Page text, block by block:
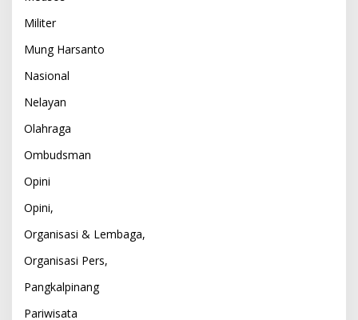
Militer
Mung Harsanto
Nasional
Nelayan
Olahraga
Ombudsman
Opini
Opini,
Organisasi & Lembaga,
Organisasi Pers,
Pangkalpinang
Pariwisata